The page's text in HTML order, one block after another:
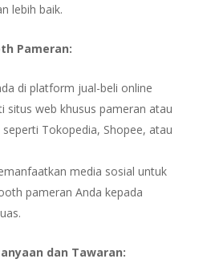
lebih baik.
Pameran:
di platform jual-beli online
situs web khusus pameran atau
Tokopedia, Shopee, atau
media sosial untuk
pameran Anda kepada
dan Tawaran: